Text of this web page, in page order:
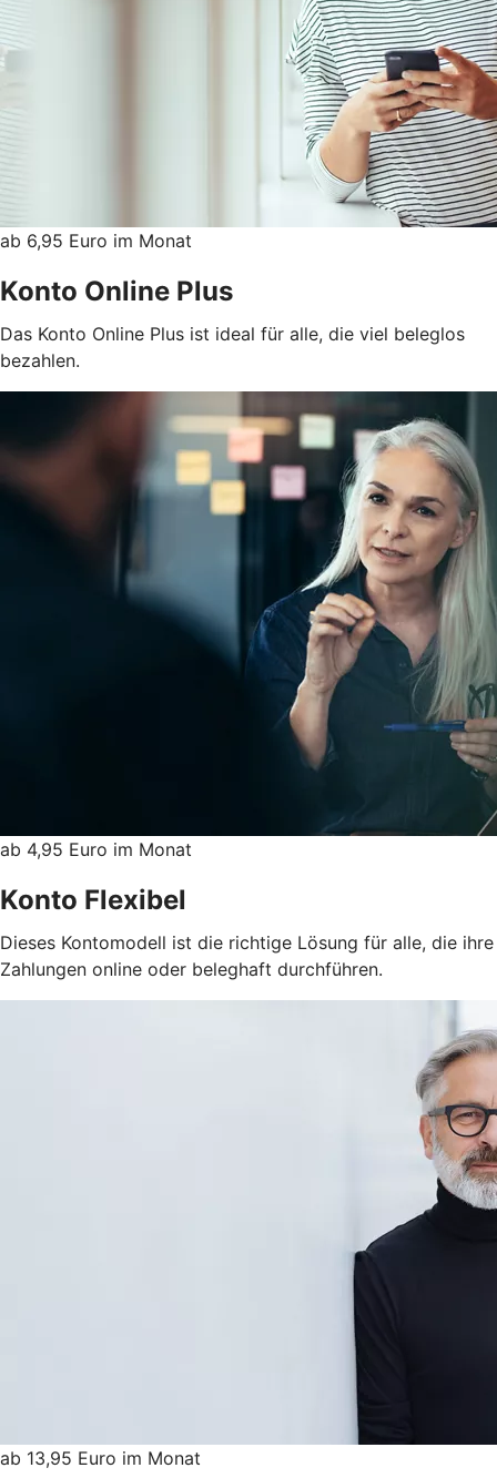
ab 6,95 Euro im Monat
Konto Online Plus
Das Konto Online Plus ist ideal für alle, die viel beleglos
bezahlen.
ab 4,95 Euro im Monat
Konto Flexibel
Dieses Kontomodell ist die richtige Lösung für alle, die ihre
Zahlungen online oder beleghaft durchführen.
ab 13,95 Euro im Monat